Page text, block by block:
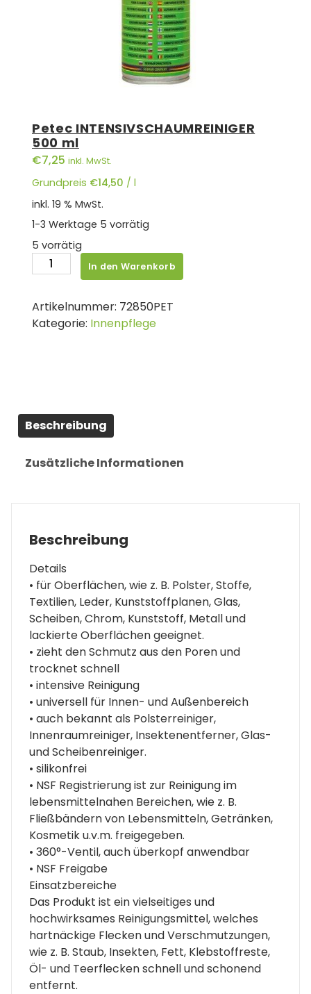
Petec INTENSIVSCHAUMREINIGER
500 ml
€7,25 inkl. MwSt.
Grundpreis €14,50 / l
inkl. 19 % MwSt.
1-3 Werktage 5 vorrätig
5 vorrätig
Petec
INTENSIVSCHAUMREINIGER
ml
Menge
In den Warenkorb
Artikelnummer: 72850PET
Kategorie: Innenpflege
Beschreibung
Zusätzliche Informationen
Beschreibung
Details
• für Oberflächen, wie z. B. Polster, Stoffe,
Textilien, Leder, Kunststoffplanen, Glas,
Scheiben, Chrom, Kunststoff, Metall und
lackierte Oberflächen geeignet.
• zieht den Schmutz aus den Poren und
trocknet schnell
• intensive Reinigung
• universell für Innen- und Außenbereich
• auch bekannt als Polsterreiniger,
Innenraumreiniger, Insektenentferner, Glas-
und Scheibenreiniger.
• silikonfrei
• NSF Registrierung ist zur Reinigung im
lebensmittelnahen Bereichen, wie z. B.
Fließbändern von Lebensmitteln, Getränken,
Kosmetik u.v.m. freigegeben.
• 360°-Ventil, auch überkopf anwendbar
• NSF Freigabe
Einsatzbereiche
Das Produkt ist ein vielseitiges und
hochwirksames Reinigungsmittel, welches
hartnäckige Flecken und Verschmutzungen,
wie z. B. Staub, Insekten, Fett, Klebstoffreste,
Öl- und Teerflecken schnell und schonend
entfernt.